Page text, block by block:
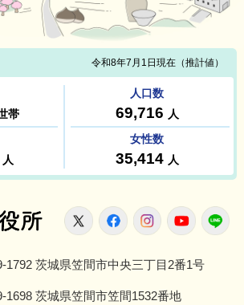
笠間市役所
X FacebookInstagram
1792 茨城県笠間市中央三丁目2番1号
1698 茨城県笠間市笠間1532番地